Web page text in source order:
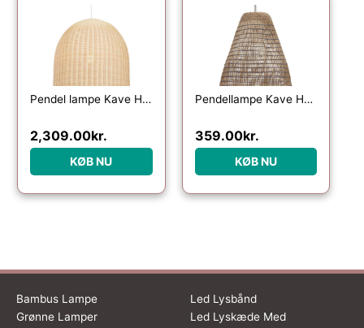
Pendel lampe Kave Home Druciana håndvævet naturfibre rattan kolonialt design
2,309.00kr.
KØB NU
Pendellampe Kave Home Casavells Ø35 cm naturflet håndvævet indendørslampe
359.00kr.
KØB NU
Bambus Lampe
Grønne Lamper
Led Lysbånd
Led Lyskæde Med